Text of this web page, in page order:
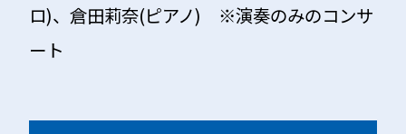
ロ)、倉田莉奈(ピアノ) ※演奏のみのコンサ
ート